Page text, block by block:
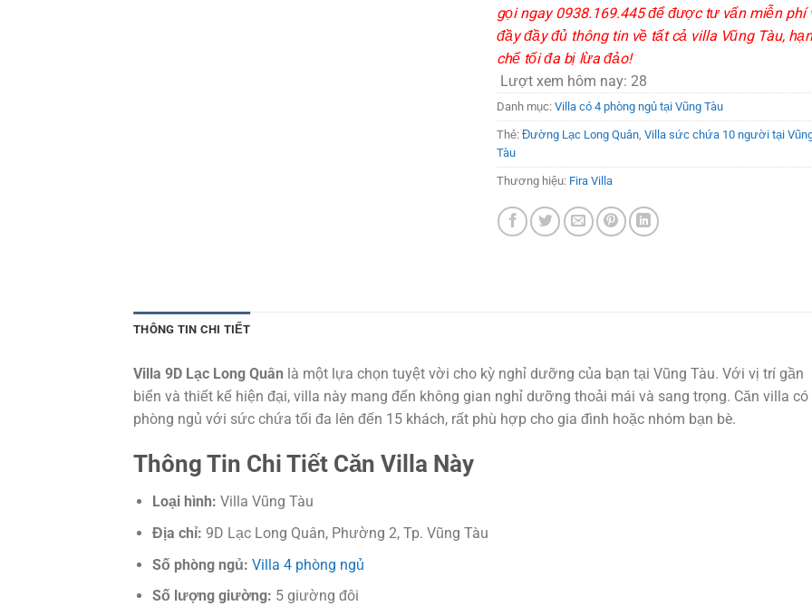
gọi ngay 0938.169.445 để được tư vấn miễn phí
đầy đầy đủ thông tin về tất cả villa Vũng Tàu, hạn
chế tối đa bị lừa đảo!
Lượt xem hôm nay: 28
Danh mục: Villa có 4 phòng ngủ tại Vũng Tàu
Thẻ: Đường Lạc Long Quân, Villa sức chứa 10 người tại
Tàu
Thương hiệu: Fira Villa
THÔNG TIN CHI TIẾT
Villa 9D Lạc Long Quân là một lựa chọn tuyệt vời cho kỳ nghỉ dưỡng của bạn tại Vũng Tàu. Với vị trí gần
biển và thiết kế hiện đại, villa này mang đến không gian nghỉ dưỡng thoải mái và sang trọng. Căn villa có
phòng ngủ với sức chứa tối đa lên đến 15 khách, rất phù hợp cho gia đình hoặc nhóm bạn bè.
Thông Tin Chi Tiết Căn Villa Này
Loại hình: Villa Vũng Tàu
Địa chỉ: 9D Lạc Long Quân, Phường 2, Tp. Vũng Tàu
Số phòng ngủ: Villa 4 phòng ngủ
Số lượng giường: 5 giường đôi